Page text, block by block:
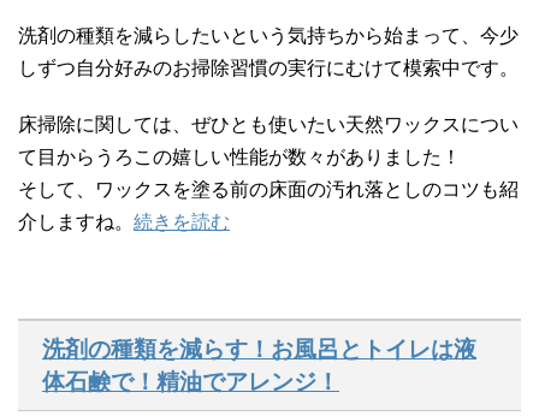
洗剤の種類を減らしたいという気持ちから始まって、今少
しずつ自分好みのお掃除習慣の実行にむけて模索中です。
床掃除に関しては、ぜひとも使いたい天然ワックスについ
て目からうろこの嬉しい性能が数々がありました！
そして、ワックスを塗る前の床面の汚れ落としのコツも紹
介しますね。 続きを読む
洗剤の種類を減らす！お風呂とトイレは液
体石鹸で！精油でアレンジ！